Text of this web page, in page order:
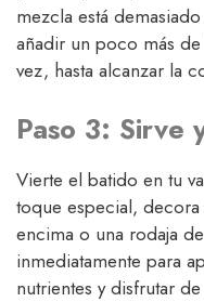
mezcla está
añadir un poco más
vez, hasta alcanzar la
Paso 3: Sirve
Vierte el batido en tu
toque especial,
encima o una rodaja
inmediatamente para
nutrientes y disfrutar